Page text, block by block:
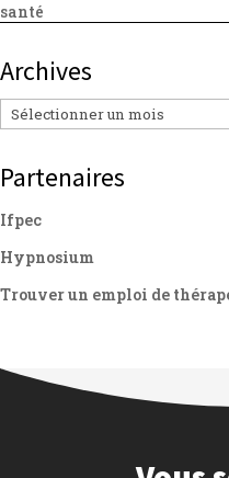
santé
Archives
Archives
Partenaires
Ifpec
Hypnosium
Trouver un emploi de